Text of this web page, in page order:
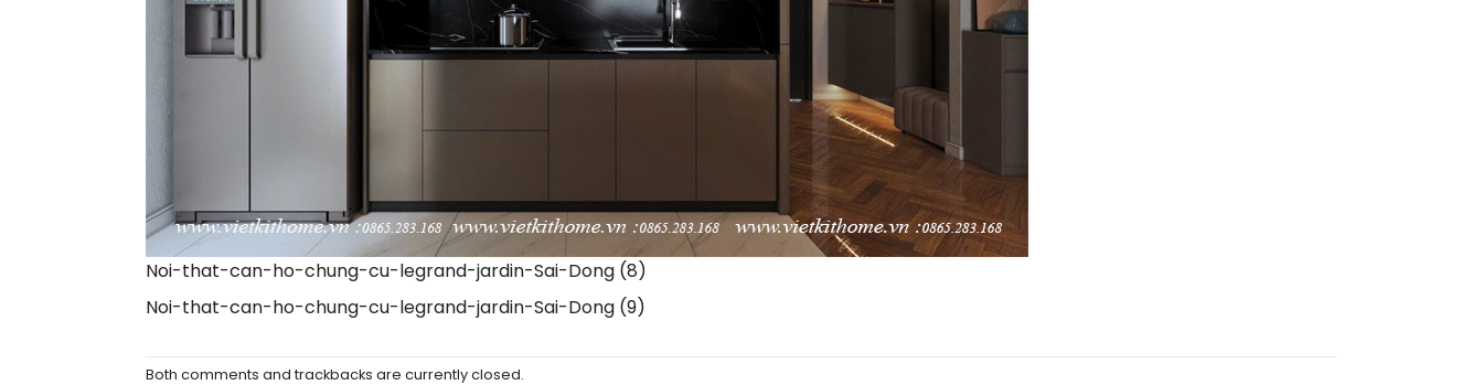
Noi-that-can-ho-chung-cu-legrand-jardin-Sai-Dong (8)
Noi-that-can-ho-chung-cu-legrand-jardin-Sai-Dong (9)
Both comments and trackbacks are currently closed.